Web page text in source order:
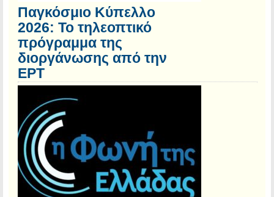
Παγκόσμιο Κύπελλο
2026: Το τηλεοπτικό
πρόγραμμα της
διοργάνωσης από την
ΕΡΤ